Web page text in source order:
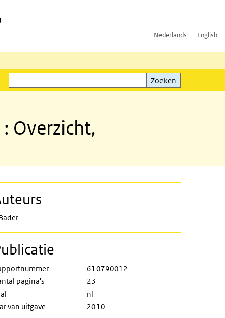
Nederlands English
Zoeken
Overzicht,
610790012
pagina's
23
nl
van uitgave
2010